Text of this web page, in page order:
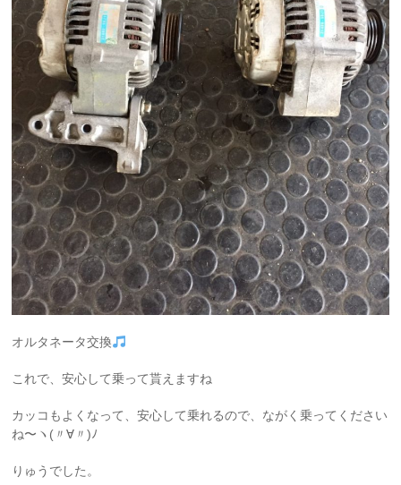
オルタネータ交換
これで、安心して乗って貰えますね
カッコもよくなって、安心して乗れるので、ながく乗ってください
ね〜ヽ(〃∀〃)ﾉ
りゅうでした。